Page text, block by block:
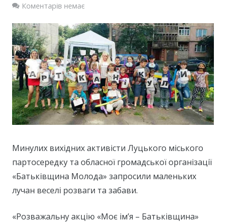
Громадські приймальні
Контакти
Коментарів немає
Минулих вихідних активісти Луцького міського
партосередку та обласної громадської організації
«Батьківщина Молода» запросили маленьких
лучан веселі розваги та забави.
«Розважальну акцію «Моє ім’я – Батьківщина»